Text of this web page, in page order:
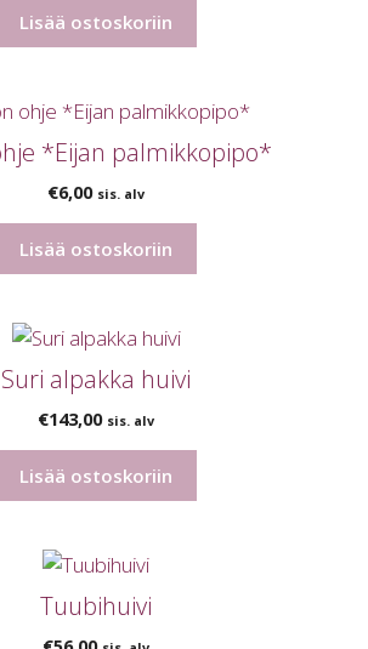
Lisää ostoskoriin
*Eijan palmikkopipo*
€6,00 sis. alv
Lisää ostoskoriin
Suri alpakka huivi
€143,00 sis. alv
Lisää ostoskoriin
Tuubihuivi